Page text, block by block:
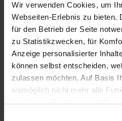
Wir verwenden Cookies, um
Webseiten-Erlebnis zu bieten.
für den Betrieb der Seite
zu Statistikzwecken, für
Anzeige personalisierter
können selbst entscheiden,
zulassen möchten. Auf Basis
womöglich nicht mehr alle
Verfügung, Details in den
Forderungen verrechnet
hierfür die Maske
verrechnen).Wichtig: Bitte
Guthaben in rot und
Schalter verrechnen.Tipp:
der Maske "Sollstellungen
Option "Anzeige für Objekt"
werden automatisch
betreffende Haus angezeigt.